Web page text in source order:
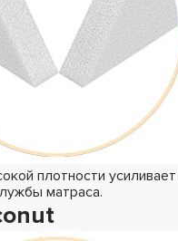
плотности
матраса.